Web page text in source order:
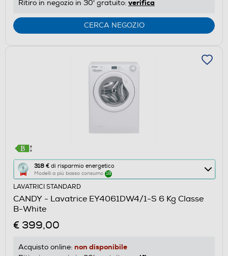
Ritiro in negozio in 30' gratuito: verifica
CERCA NEGOZIO
318 € di risparmio energetico
Modelli a più basso consumo 18
Questa
azione
aprirà
il
Calcolatore
di
energetico
LAVATRICI STANDARD
CANDY - Lavatrice EY4061DW4/1-S 6 Kg Classe
B-White
€ 399,00
Acquisto online: non disponibile